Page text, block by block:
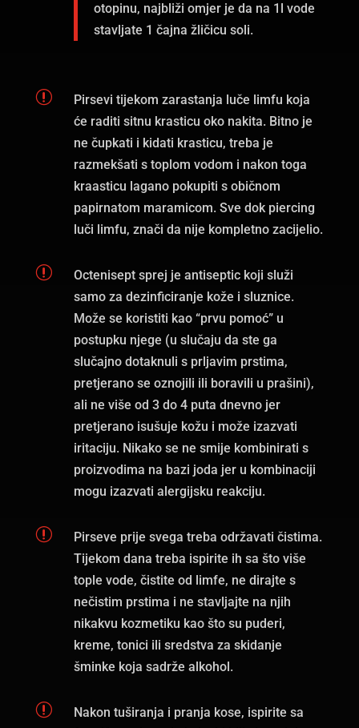
otopinu, najbliži omjer je da na 1l vode
stavljate 1 čajna žličicu soli.
r
Pirsevi tijekom zarastanja luče limfu koja
će raditi sitnu krasticu oko nakita. Bitno je
ne čupkati i kidati krasticu, treba je
razmekšati s toplom vodom i nakon toga
kraasticu lagano pokupiti s običnom
papirnatom maramicom. Sve dok piercing
luči limfu, znači da nije kompletno zacijelio.
r
Octenisept sprej je antiseptic koji služi
samo za dezinficiranje kože i sluznice.
Može se koristiti kao “prvu pomoć” u
postupku njege (u slučaju da ste ga
slučajno dotaknuli s prljavim prstima,
pretjerano se oznojili ili boravili u prašini),
ali ne više od 3 do 4 puta dnevno jer
pretjerano isušuje kožu i može izazvati
iritaciju. Nikako se ne smije kombinirati s
proizvodima na bazi joda jer u kombinaciji
mogu izazvati alergijsku reakciju.
r
Pirseve prije svega treba održavati čistima.
Tijekom dana treba ispirite ih sa što više
tople vode, čistite od limfe, ne dirajte s
nečistim prstima i ne stavljajte na njih
nikakvu kozmetiku kao što su puderi,
kreme, tonici ili sredstva za skidanje
šminke koja sadrže alkohol.
r
Nakon tuširanja i pranja kose, ispirite sa